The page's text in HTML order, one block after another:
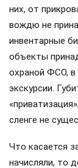
них, от
вождю не
инвентарные
объекты
охраной ФСО, в
экскурсии.
сленге не
Что касается
начисляли, то